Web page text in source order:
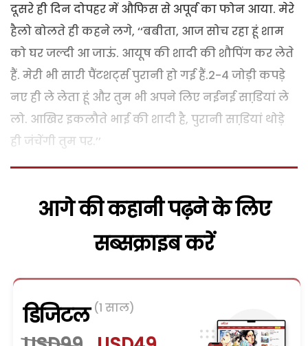
दूसरे ही दिन दोपहर में औफिस से अपूर्व का फोन आया. मेरे
हैलो बोलते ही कहने लगे, ‘‘बबीता, आज सोच रहा हूं शाम
को घर जल्दी आ जाऊं. आयूष की शादी की शौपिंग कर लेते
हैं. मेरी भी सारी पैंटशर्ट्स पुरानी हो गई हैं.2-4 जोड़ी कपड़े
नए ही ले लेता हूं और तुम भी अपने लिए नईनई साडि़यां ले
लो. आखिर इकलौते भाई की शादी है, पुरानी साडि़यां थोड़े
ही जंचेंगी तुम पर.’’
आगे की कहानी पढ़ने के लिए
सब्सक्राइब करें
डिजिटल (1 साल)